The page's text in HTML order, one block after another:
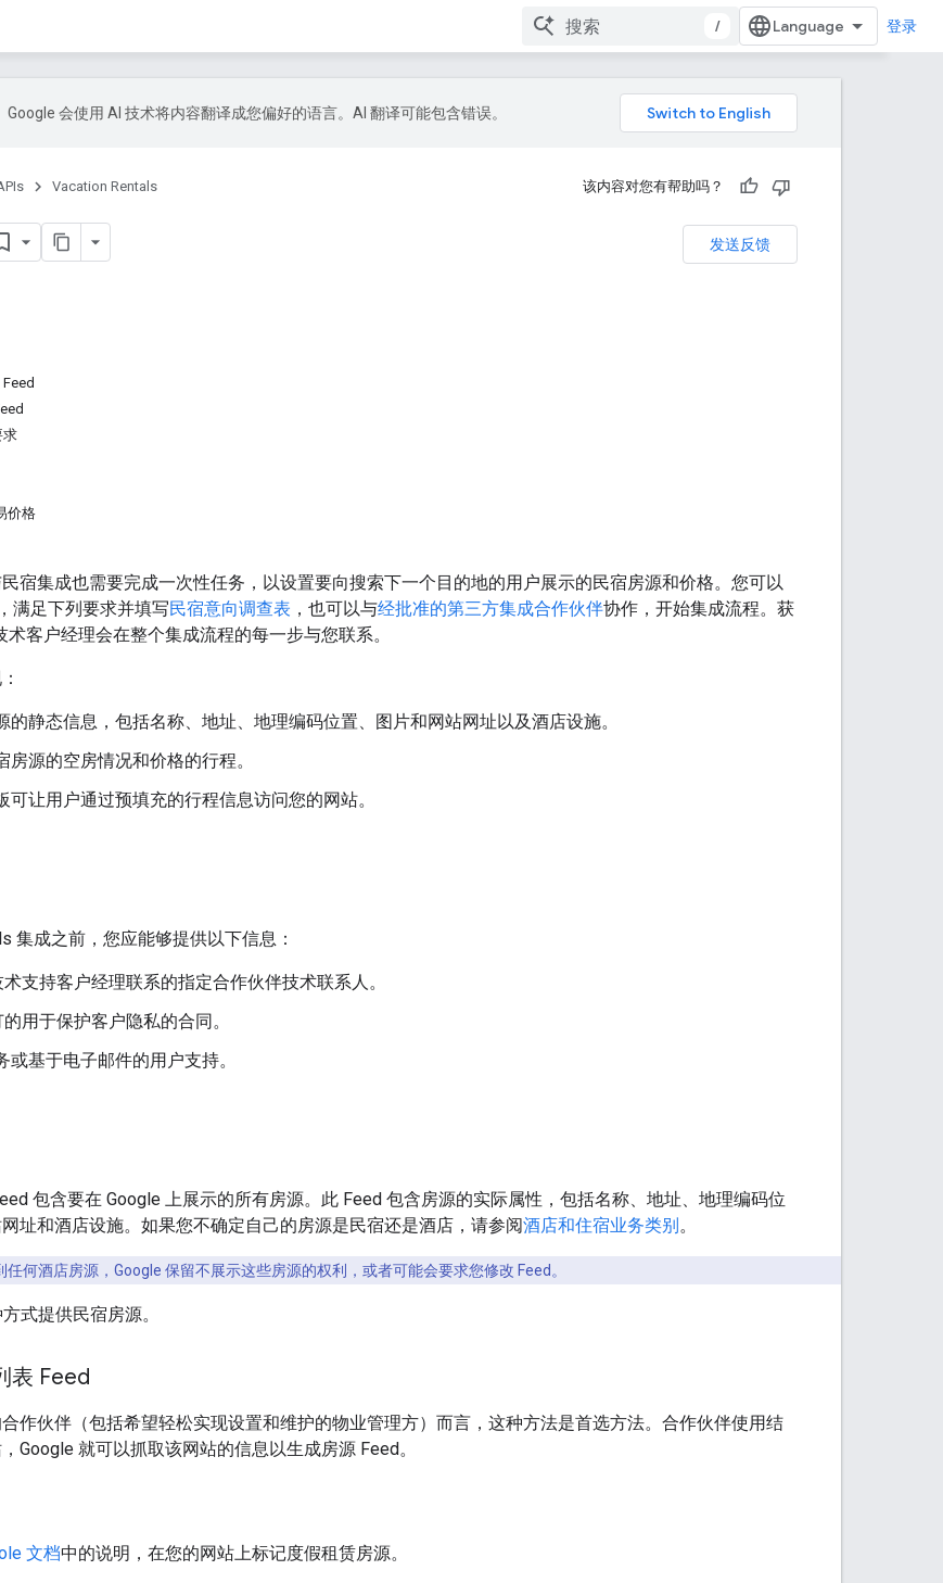
/ 登录
Google 会使用 AI 技术将内容翻译成您偏好的语言。AI 翻译可能包含错误。
Vacation Rentals 该内容对您有帮助吗？
发送反馈
Feed
求
价格
民宿集成也需要完成一次性任务，以设置要向搜索下一个目的地的用户展示的民宿房源和价格。您可以
满足下列要求并填写民宿意向调查表 ，也可以与经批准的第三方集成合作伙伴协作，开始集成流程。获
术客户经理会在整个集成流程的每一步与您联系。
的静态信息，包括名称、地址、地理编码位置、图片和网站网址以及酒店设施。
房源的空房情况和价格的行程。
可让用户通过预填充的行程信息访问您的网站。
集成之前，您应能够提供以下信息：
术支持客户经理联系的指定合作伙伴技术联系人。
的用于保护客户隐私的合同。
或基于电子邮件的用户支持。
包含要在 Google 上展示的所有房源。此 Feed 包含房源的实际属性，包括名称、地址、地理编码位
网址和酒店设施。如果您不确定自己的房源是民宿还是酒店，请参阅酒店和住宿业务类别。
任何酒店房源，Google 保留不展示这些房源的权利，或者可能会要求您修改 Feed。
式提供民宿房源。
表 Feed
合作伙伴（包括希望轻松实现设置和维护的物业管理方）而言，这种方法是首选方法。合作伙伴使用结
Google 就可以抓取该网站的信息以生成房源 Feed。
文档中的说明，在您的网站上标记度假租赁房源。